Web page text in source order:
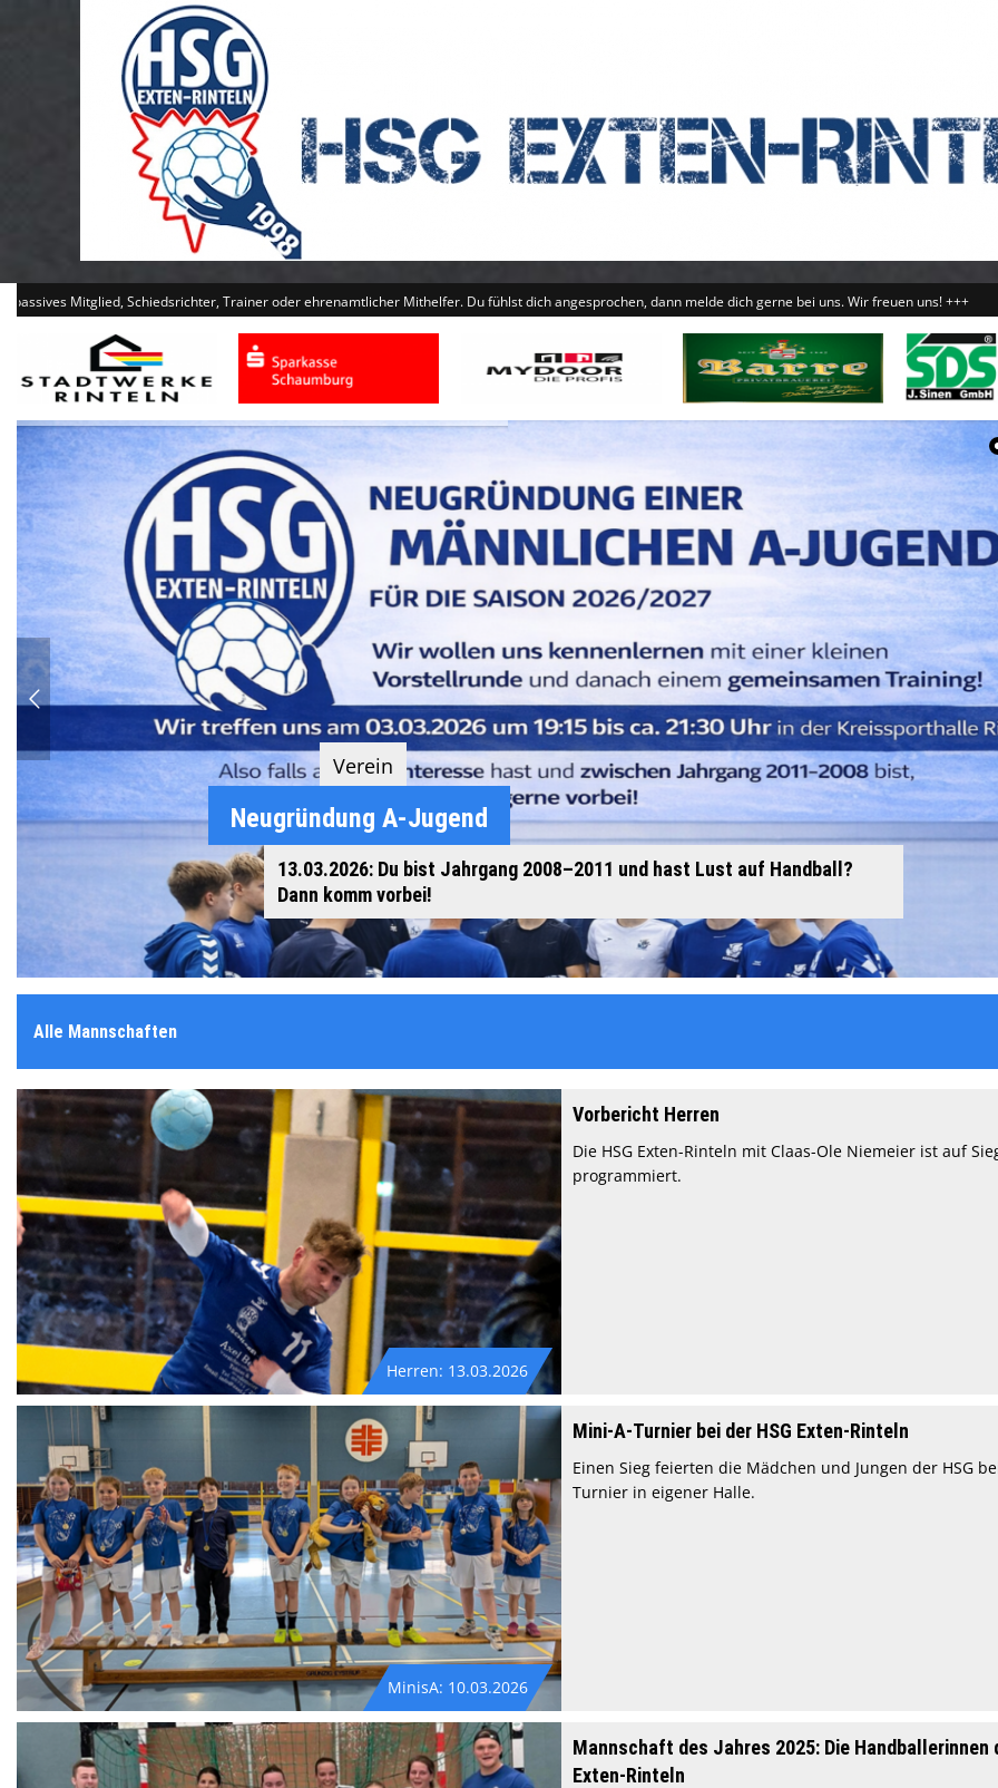
Schiedsrichter, Trainer oder ehrenamtlicher Mithelfer. Du fühlst dich angesprochen, dann melde dich gerne bei uns. Wir freuen uns! +++ +++ 26.10.2025:
Verein
Neugründung A-Jugend
13.03.2026: Du bist Jahrgang 2008–2011 und hast Lust auf Handball?
Dann komm vorbei!
Alle Mannschaften
Herren: 13.03.2026
Vorbericht Herren
Die HSG Exten-Rinteln mit Claas-Ole Niemeier ist auf
programmiert.
MinisA: 10.03.2026
Mini-A-Turnier bei der HSG Exten-Rinteln
Einen Sieg feierten die Mädchen und Jungen der HSG
Turnier in eigener Halle.
Mannschaft des Jahres 2025: Die Handballerinnen
Exten-Rinteln